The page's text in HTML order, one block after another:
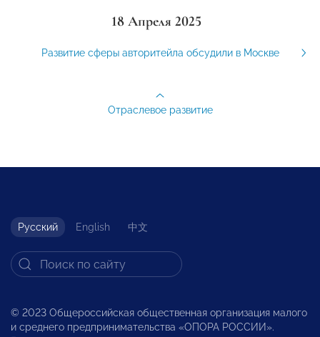
18 Апреля 2025
Развитие сферы авторитейла обсудили в Москве
Отраслевое развитие
Русский English 中文
© 2023 Общероссийская общественная организация малого
и среднего предпринимательства «ОПОРА РОССИИ».